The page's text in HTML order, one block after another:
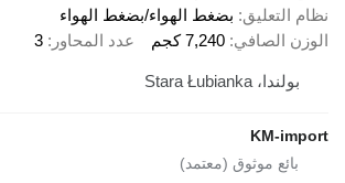
نظام التعليق بضغط الهواء/بضغط الهواء
الوزن الصافي 7,240 كجم عدد المحاور 3
بولندا، Stara Łubianka
KM-import